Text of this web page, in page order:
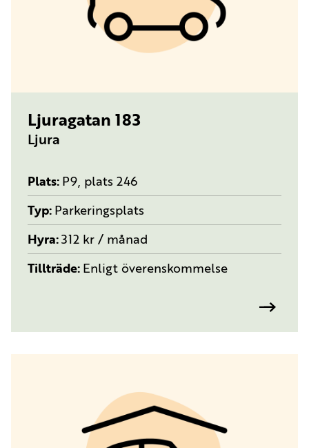
Ljuragatan 183
Ljura
Plats P9, plats 246
Typ Parkeringsplats
Hyra 312 kr / månad
Tillträde Enligt överenskommelse